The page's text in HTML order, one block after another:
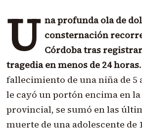
U na profunda ola de
consternación
Córdoba tras
tragedia en menos de 24 horas
fallecimiento de una niña de 5
le cayó un portón encima en
provincial, se sumó en las
muerte de una adolescente de